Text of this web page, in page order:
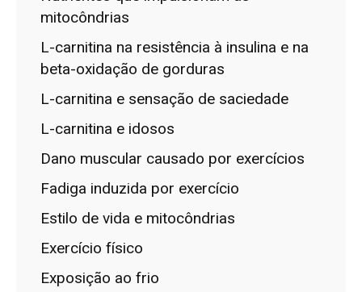
mitocôndrias
L-carnitina na resistência à insulina e na
beta-oxidação de gorduras
L-carnitina e sensação de saciedade
L-carnitina e idosos
Dano muscular causado por exercícios
Fadiga induzida por exercício
Estilo de vida e mitocôndrias
Exercício físico
Exposição ao frio